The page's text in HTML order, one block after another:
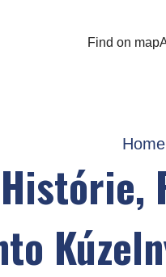
Find on map
Home